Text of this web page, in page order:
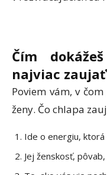
Čím
najviac zaujať
Poviem vám, v
ženy. Čo chlapa
Ide o energiu, ktorá
Jej ženskosť, pôvab,